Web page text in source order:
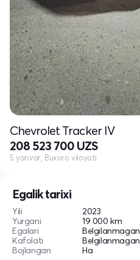
Egalik tarixi
Yili
2023
Yurgani
19 000 km
Egalari
Belgilanmagan
Kafolati
Belgilanmagan
Bojlangan
Ha
Chevrolet Tracker IV
208 523 700 UZS
5 yanvar, Buxoro viloyati